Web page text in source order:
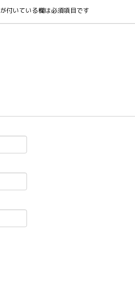
が付いている欄は必須項目です